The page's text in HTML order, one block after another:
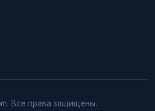
Все права защищены.